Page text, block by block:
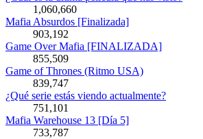
1,060,660
Mafia Absurdos [Finalizada]
903,192
Game Over Mafia [FINALIZADA]
855,509
Game of Thrones (Ritmo USA)
839,747
¿Qué serie estás viendo actualmente?
751,101
Mafia Warehouse 13 [Día 5]
733,787